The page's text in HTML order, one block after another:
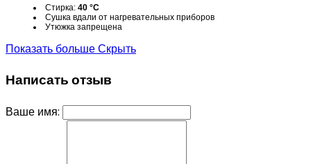
Стирка: 40 °С
Сушка вдали от нагревательных приборов
Утюжка запрещена
Показать большеСкрыть
Написать отзыв
Ваше имя: